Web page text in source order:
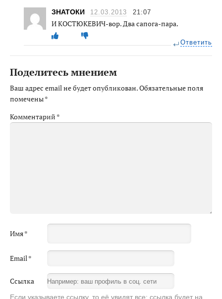
ЗНАТОКИ 12.03.2013 21:07
И КОСТЮКЕВИЧ-вор. Два сапога-пара.
Ответить
Поделитесь мнением
Ваш адрес email не будет опубликован.Обязательные поля
помечены*
Комментарий *
Имя*
Email *
Ссылка
Если указываете ссылку, то её увидят все: ссылка будет на